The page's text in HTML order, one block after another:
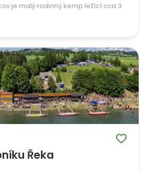
je malý rodinný kemp ležící cca 3
Řeka